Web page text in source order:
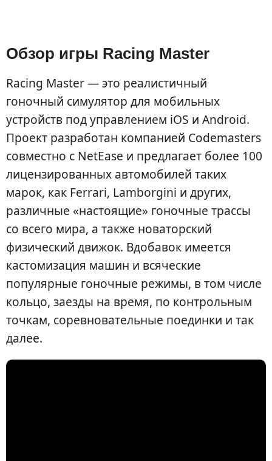
Обзор игры Racing Master
Racing Master — это реалистичный
гоночный симулятор для мобильных
устройств под управлением iOS и Android.
Проект разработан компанией Codemasters
совместно с NetEase и предлагает более 100
лицензированных автомобилей таких
марок, как Ferrari, Lamborgini и других,
различные «настоящие» гоночные трассы
со всего мира, а также новаторский
физический движок. Вдобавок имеется
кастомизация машин и всяческие
популярные гоночные режимы, в том числе
кольцо, заезды на время, по контрольным
точкам, соревновательные поединки и так
далее.